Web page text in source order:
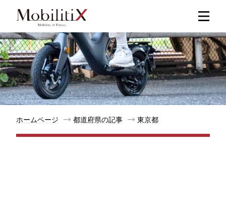
新着記事
人気記事
特集記事
ホームページ 都道府県の記事 東京都